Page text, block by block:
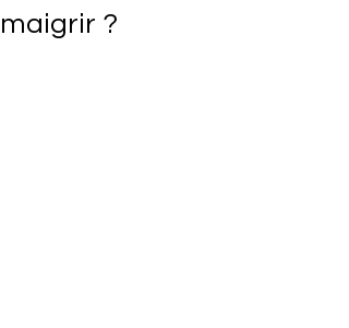
maigrir ?